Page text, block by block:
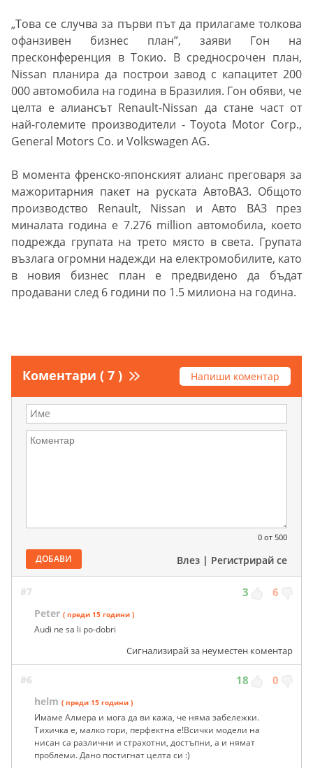
„Това се случва за първи път да прилагаме толкова
офанзивен бизнес план”, заяви Гон на
пресконференция в Токио. В средносрочен план,
Nissan планира да построи завод с капацитет 200
000 автомобила на година в Бразилия. Гон обяви, че
целта е алиансът Renault-Nissan да стане част от
най-големите производители - Toyota Motor Corp.,
General Motors Co. и Volkswagen AG.
В момента френско-японският алианс преговаря за
мажоритарния пакет на руската АвтоВАЗ. Общото
производство Renault, Nissan и Авто ВАЗ през
миналата година е 7.276 million автомобила, което
подрежда групата на трето място в света. Групата
възлага огромни надежди на електромобилите, като
в новия бизнес план е предвидено да бъдат
продавани след 6 години по 1.5 милиона на година.
Коментари ( 7 ) Напиши коментар
0 от 500
ДОБАВИ Влез | Регистрирай се
#7 3 6
Peter ( преди 15 години )
Audi ne sa li po-dobri
Сигнализирай за неуместен коментар
#6 18 0
helm ( преди 15 години )
Имаме Алмера и мога да ви кажа, че няма забележки.
Тихичка е, малко гори, перфектна е!Всички модели на
нисан са различни и страхотни, достъпни, а и нямат
проблеми. Дано постигнат целта си :)